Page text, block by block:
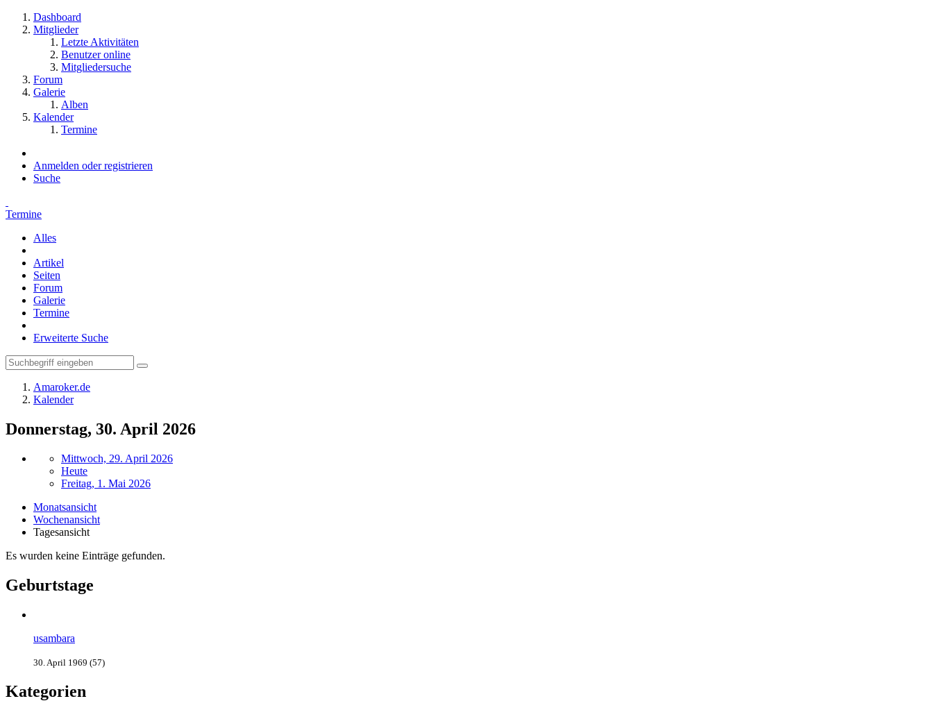
Dashboard
Mitglieder
Letzte Aktivitäten
Benutzer online
Mitgliedersuche
Forum
Galerie
Alben
Kalender
Termine
Anmelden oder registrieren
Suche
Termine
Alles
Artikel
Seiten
Forum
Galerie
Termine
Erweiterte Suche
Amaroker.de
Kalender
Donnerstag, 30. April 2026
Mittwoch, 29. April 2026
Heute
Freitag, 1. Mai 2026
Monatsansicht
Wochenansicht
Tagesansicht
Es wurden keine Einträge gefunden.
Geburtstage
usambara
30. April 1969 (57)
Kategorien